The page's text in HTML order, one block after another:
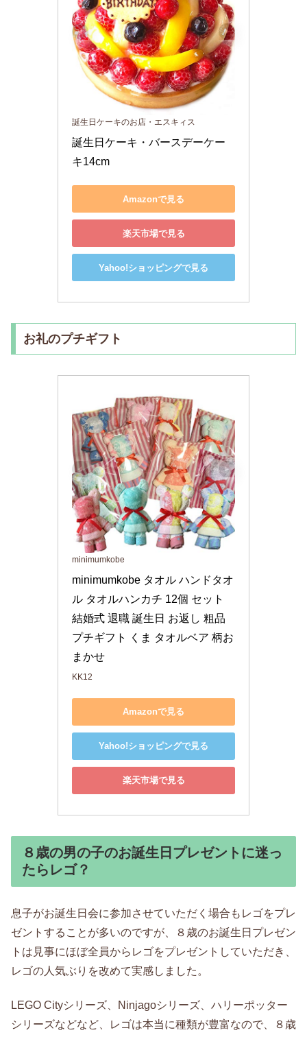
誕生日ケーキのお店・エスキィス
誕生日ケーキ・バースデーケー
キ14cm
Amazonで見る
楽天市場で見る
Yahoo!ショッピングで見る
お礼のプチギフト
minimumkobe
minimumkobe タオル ハンドタオ
ル タオルハンカチ 12個 セット
結婚式 退職 誕生日 お返し 粗品
プチギフト くま タオルベア 柄お
まかせ
KK12
Amazonで見る
Yahoo!ショッピングで見る
楽天市場で見る
８歳の男の子のお誕生日プレゼントに迷っ
たらレゴ？
息子がお誕生日会に参加させていただく場合もレゴをプレ
ゼントすることが多いのですが、８歳のお誕生日プレゼン
トは見事にほぼ全員からレゴをプレゼントしていただき、
レゴの人気ぶりを改めて実感しました。
LEGO Cityシリーズ、Ninjagoシリーズ、ハリーポッター
シリーズなどなど、レゴは本当に種類が豊富なので、８歳